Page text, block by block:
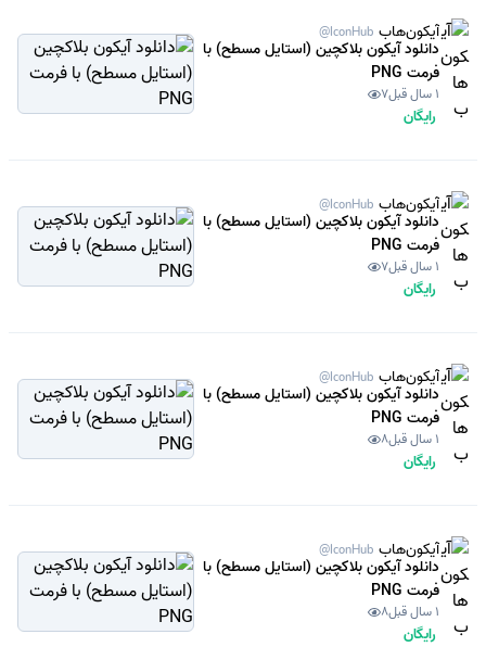
آیکون‌هاب @IconHub
دانلود آیکون بلاکچین (استایل مسطح) با
فرمت PNG
1 سال قبل 7
رایگان
آیکون‌هاب @IconHub
دانلود آیکون بلاکچین (استایل مسطح) با
فرمت PNG
1 سال قبل 7
رایگان
آیکون‌هاب @IconHub
دانلود آیکون بلاکچین (استایل مسطح) با
فرمت PNG
1 سال قبل 8
رایگان
آیکون‌هاب @IconHub
دانلود آیکون بلاکچین (استایل مسطح) با
فرمت PNG
1 سال قبل 8
رایگان